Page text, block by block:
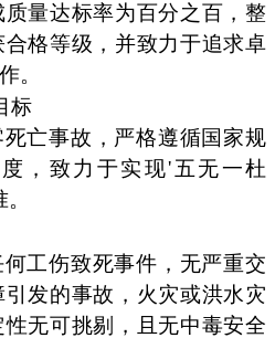
量达标率为百分之百，整
格等级，并致力于追求卓
。
标
亡事故，严格遵循国家规
，致力于实现'五无一杜
工伤致死事件，无严重交
发的事故，火灾或洪水灾
无可挑剔，且无中毒安全